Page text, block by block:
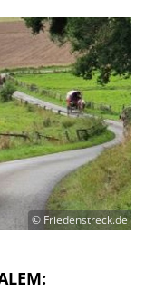
© Friedenstreck.de